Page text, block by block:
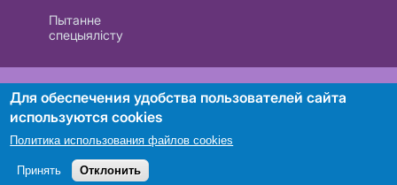
Пытанне
спецыялісту
РУП «Белтэлекам». УНП 101007741
Пошук
Для обеспечения удобства пользователей сайта
используются cookies
Политика использования файлов cookies
Принять Отклонить